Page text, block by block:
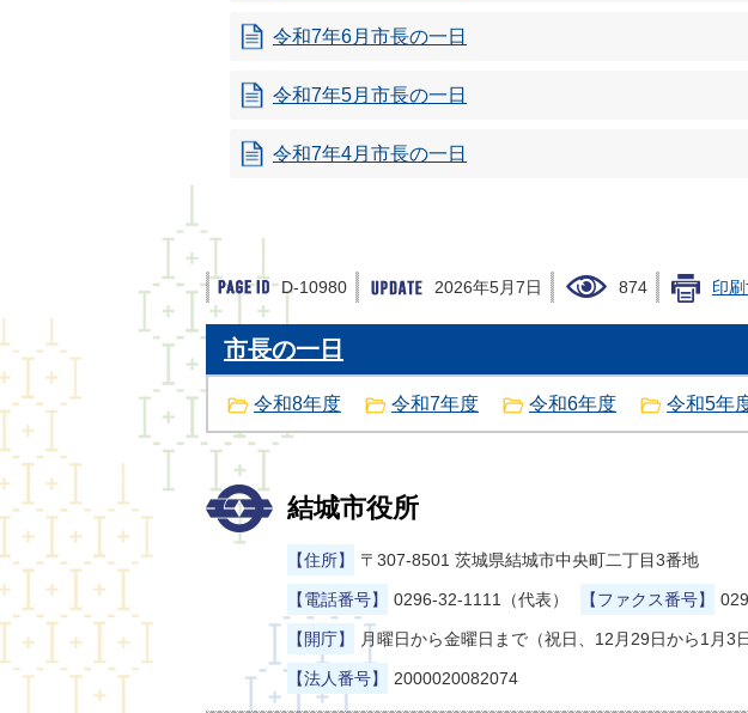
令和7年6月市長の一日
令和7年5月市長の一日
令和7年4月市長の一日
D-10980 2026年5月7日 874 印
市長の一日
令和8年度 令和7年度 令和6年度 令和5年
結城市役所
【住所】 〒307-8501 茨城県結城市中央町二丁目3番地
【電話番号】 0296-32-1111（代表） 【ファクス番号】
【開庁】 月曜日から金曜日まで（祝日、12月29日から1月
【法人番号】 2000020082074